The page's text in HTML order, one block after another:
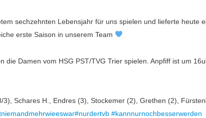
sechzehnten Lebensjahr für uns spielen und lieferte heute
erste Saison in unserem Team
Damen vom HSG PST/TVG Trier spielen. Anpfiff ist um
Schares H., Endres (3), Stockemer (2), Grethen (2),
#nurdertvb #kannnurnochbesserwerden